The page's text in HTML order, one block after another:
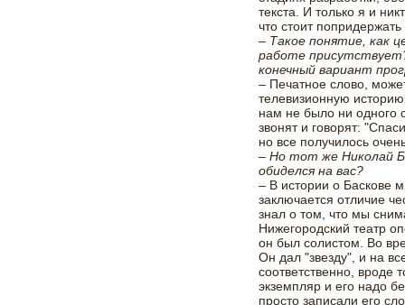
текста. И только я и
что стоит
– Такое понятие, как
работе
конечный вариант
– Печатное слово,
телевизионную
нам не было ни одного
звонят и говорят:
но все получилось
– Но тот же Николай
обиделся на вас?
– В истории о Баскове
заключается отличие
знал о том, что мы
Нижегородский театр
он был солистом. Во
Он дал "звезду", и на
соответственно, вроде
экземпляр и его надо
просто записали его